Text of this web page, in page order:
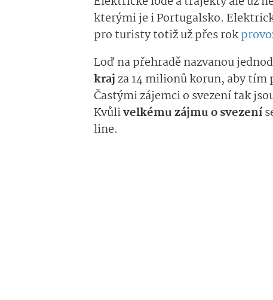
kterými je i Portugalsko.
pro turisty totiž už přes rok
Loď na přehradě nazvanou
kraj za 14 milionů korun, aby
Častými zájemci o svezení tak
Kvůlivelkému zájmu o svezení
line.